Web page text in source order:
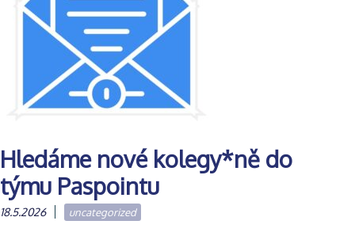
Hledáme nové kolegy*ně do
týmu Paspointu
18.5.2026 uncategorized